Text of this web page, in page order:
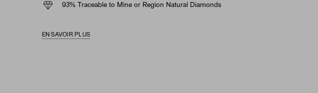
93% Traceable to Mine or Region Natural Diamonds
EN SAVOIR PLUS